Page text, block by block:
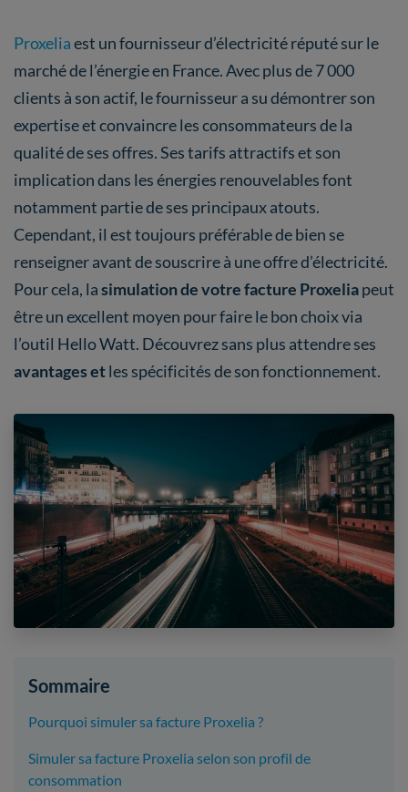
Proxeliaest un fournisseur d’électricité réputé sur le
marché de l’énergie en France. Avec plus de 7 000
clients à son actif, le fournisseur a su démontrer son
expertise et convaincre les consommateurs de la
qualité de ses offres. Ses tarifs attractifs et son
implication dans les énergies renouvelables font
notamment partie de ses principaux atouts.
Cependant, il est toujours préférable de bien se
renseigner avant de souscrire à une offre d’électricité.
Pour cela, lasimulation de votre facture Proxeliapeut
être un excellent moyen pour faire le bon choix via
l’outil Hello Watt. Découvrez sans plus attendre ses
avantages etles spécificités de son fonctionnement.
Sommaire
Pourquoi simuler sa facture Proxelia ?
Simuler sa facture Proxelia selon son profil de
consommation